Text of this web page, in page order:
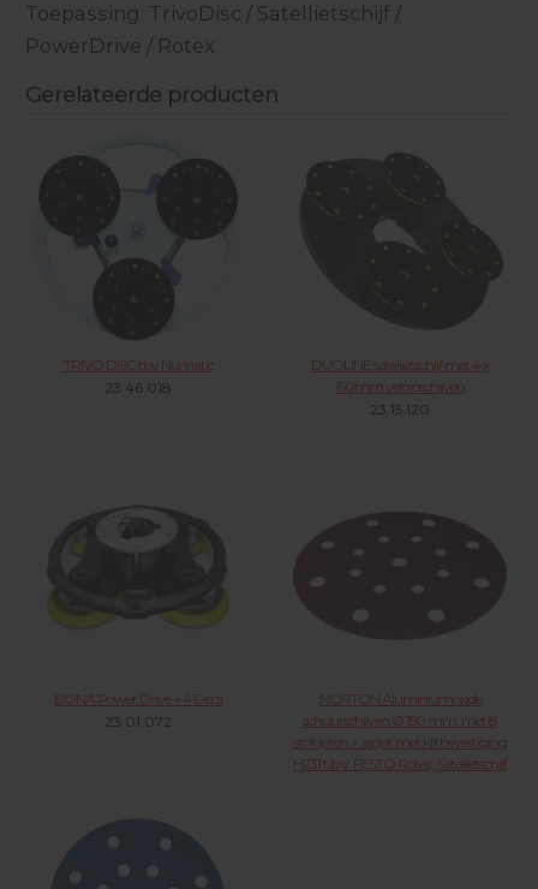
Toepassing: TrivoDisc / Satellietschijf /
PowerDrive / Rotex
Gerelateerde producten
TRIVO DISC tbv Numatic
23.46.018
DUOLINE satellietschijf met 4 x
150mm velcroschijven
23.15.120
BONA Power Drive + 4 Discs
23.01.072
NORTON Aluminiumoxide
schuurschijven Ø 150 mm. met 8
stofgaten + asgat met klitbevestiging
H231 t.b.v. FESTO Rotex, Satellietschijf